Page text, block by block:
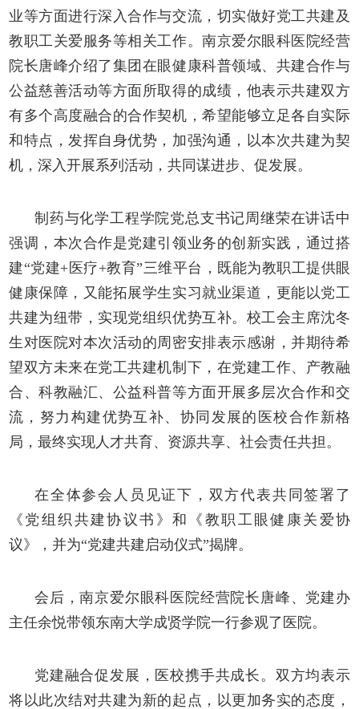
业等方面进行深入合作与交流，切实做好党工共建及
教职工关爱服务等相关工作。南京爱尔眼科医院经营
院长唐峰介绍了集团在眼健康科普领域、共建合作与
公益慈善活动等方面所取得的成绩，他表示共建双方
有多个高度融合的合作契机，希望能够立足各自实际
和特点，发挥自身优势，加强沟通，以本次共建为契
机，深入开展系列活动，共同谋进步、促发展。
制药与化学工程学院党总支书记周继荣在讲话中
强调，本次合作是党建引领业务的创新实践 ，通过搭
建“党建+医疗+教育”三维平台，既能为教职工提供眼
健康保障，又能拓展学生实习就业渠道，更能以党工
共建为纽带，实现党组织优势互补。校工会主席沈冬
生对医院对本次活动的周密安排表示感谢，并期待希
望双方未来在党工共建机制下，在党建工作、产教融
合、科教融汇、公益科普等方面开展多层次合作和交
流，努力构建优势互补、协同发展的医校合作新格
局，最终实现人才共育、资源共享、社会责任共担。
在全体参会人员见证下，双方代表共同签署 了
《 党组织 共建协议书 》和 《 教职工眼健康关爱协
议》，并为“党建共建启动仪式”揭牌。
会后，南京爱尔眼科医院经营院长唐峰、党建办
主任余悦带领东南大学成贤学院一行参观了 医院。
党建融合促发展，医校携手共成长。双方均表示
将以此次结对共建为新的起点，以更加务实的态度 ，